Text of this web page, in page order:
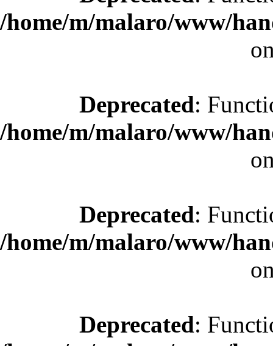
/home/m/malaro/www/
Deprecated:
/home/m/malaro/www/
Deprecated:
/home/m/malaro/www/
Deprecated: